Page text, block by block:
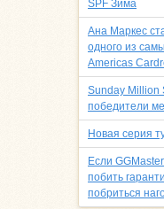
SPF Зима
Ана Маркес
одного из
Americas
Sunday Million
победители
Новая серия
Если
побить
побриться